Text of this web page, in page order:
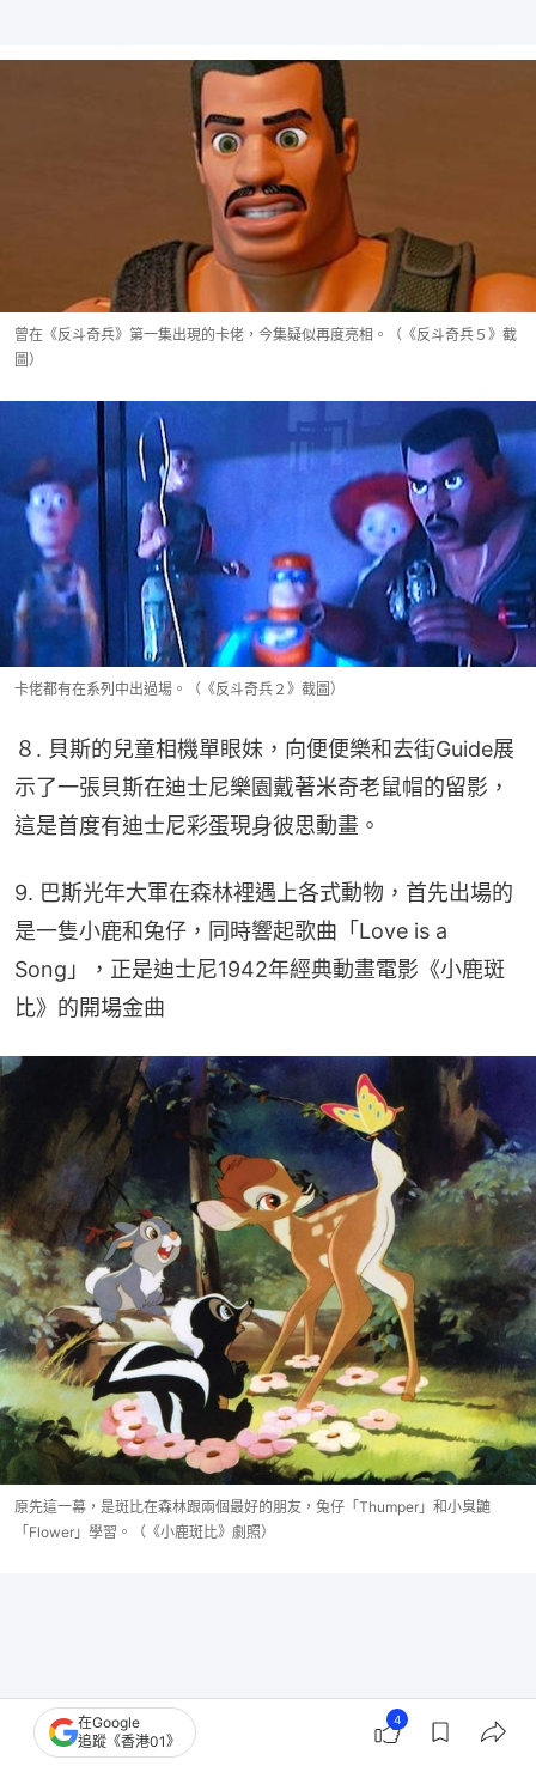
曾在《反斗奇兵》第一集出現的卡佬，今集疑似再度亮相。（《反斗奇兵５》截
圖）
卡佬都有在系列中出過場。（《反斗奇兵２》截圖）
８. 貝斯的兒童相機單眼妹，向便便樂和去街Guide展
示了一張貝斯在迪士尼樂園戴著米奇老鼠帽的留影，
這是首度有迪士尼彩蛋現身彼思動畫。
9. 巴斯光年大軍在森林裡遇上各式動物，首先出場的
是一隻小鹿和兔仔，同時響起歌曲「Love is a
Song」，正是迪士尼1942年經典動畫電影《小鹿斑
比》的開場金曲
原先這一幕，是斑比在森林跟兩個最好的朋友，兔仔「Thumper」和小臭鼬
「Flower」學習。（《小鹿斑比》劇照）
在Google
追蹤《香港01》
4